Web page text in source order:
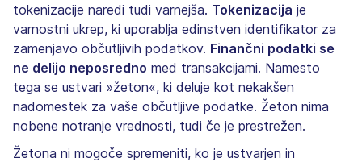
tokenizacije naredi tudi varnejša. Tokenizacija je
varnostni ukrep, ki uporablja edinstven identifikator za
zamenjavo občutljivih podatkov. Finančni podatki se
ne delijo neposredno med transakcijami. Namesto
tega se ustvari »žeton«, ki deluje kot nekakšen
nadomestek za vaše občutljive podatke. Žeton nima
nobene notranje vrednosti, tudi če je prestrežen.
Žetona ni mogoče spremeniti, ko je ustvarjen in